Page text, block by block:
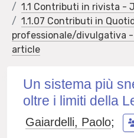
1.1 Contributi in rivista -
1.1.07 Contributi in
professionale/divulgativa -
article
Un sistema più
oltre i limiti della
Gaiardelli, Paolo;